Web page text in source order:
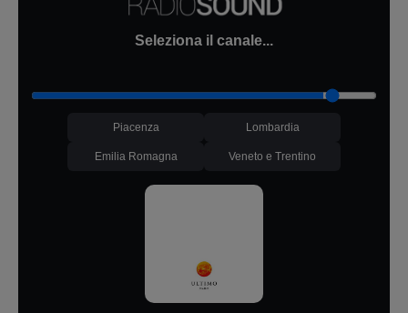
Seleziona il canale...
Piacenza Lombardia
Emilia Romagna Veneto e Trentino